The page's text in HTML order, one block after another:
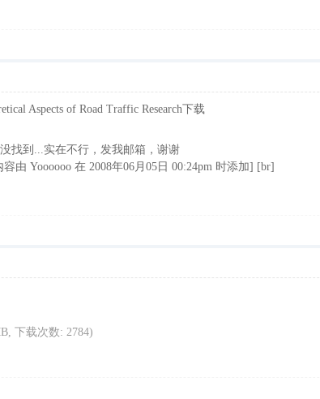
Aspects of Road Traffic Research下载
找到...实在不行，发我邮箱，谢谢
由 Yoooooo 在 2008年06月05日 00:24pm 时添加] [br]
下载次数: 2784)